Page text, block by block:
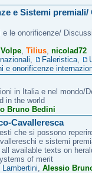
e Sistemi premiali/
le onorificenze/
Tilius nicolad72
Faleristica
e onorificenze
in Italia e nel mondo/
in the world
Bruno Bedini
Cavalleresca
che si possono
e sistemi
available texts on
of merit
Lambertini Alessio